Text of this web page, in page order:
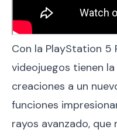
Con la PlayStation 5
videojuegos tienen
creaciones a un
funciones
rayos avanzado,